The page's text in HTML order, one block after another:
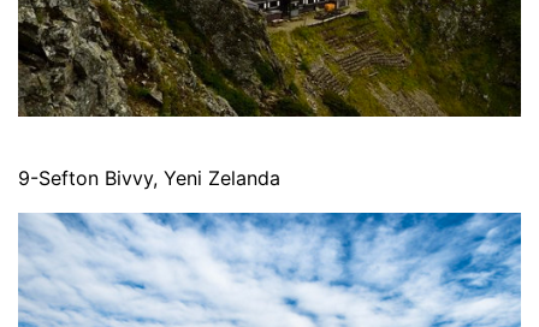
9-Sefton Bivvy, Yeni Zelanda